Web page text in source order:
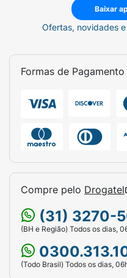
Baixar
Ofertas, novidades
Formas de Pagamento
Compre pelo Drogatel
(31) 3270-
(BH e Região) Todos os dias,
(Todo Brasil) Todos os dias,